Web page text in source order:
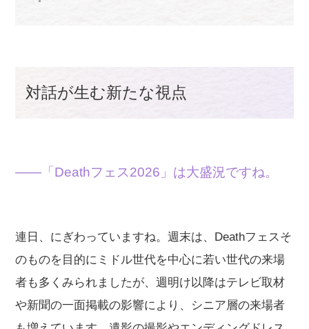
対話が生む新たな視点
——「Deathフェス2026」は大盛況ですね。
連日、にぎわっていますね。週末は、Deathフェスそ
のものを目的にミドル世代を中心に若い世代の来場
者も多くみられましたが、週明け以降はテレビ取材
や新聞の一面掲載の影響により、シニア層の来場者